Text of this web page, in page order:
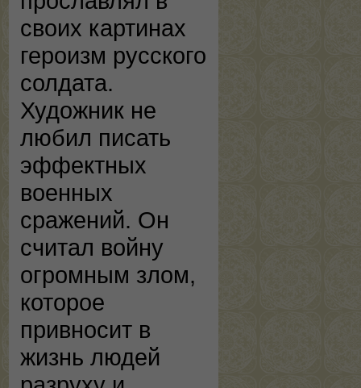
своих картинах
героизм русского
солдата.
Художник не
любил писать
эффектных
военных
сражений. Он
считал войну
огромным злом,
которое
привносит в
жизнь людей